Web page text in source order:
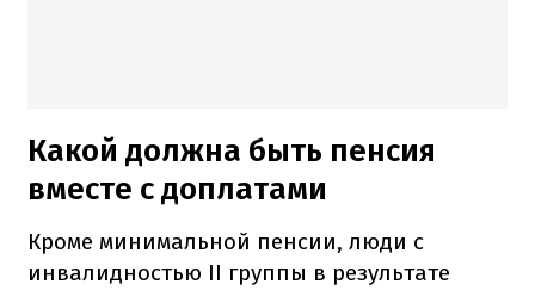
Какой должна быть пенсия
вместе с доплатами
Кроме минимальной пенсии, люди с
инвалидностью II группы в результате